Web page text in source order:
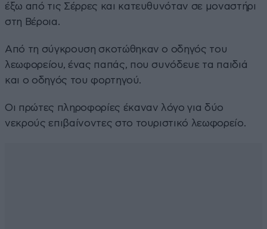
έξω από τις Σέρρες και κατευθυνόταν σε μοναστήρι
στη Βέροια.
Από τη σύγκρουση σκοτώθηκαν ο οδηγός του
λεωφορείου, ένας παπάς, που συνόδευε τα παιδιά
και ο οδηγός του φορτηγού.
Οι πρώτες πληροφορίες έκαναν λόγο για δύο
νεκρούς επιβαίνοντες στο τουριστικό λεωφορείο.